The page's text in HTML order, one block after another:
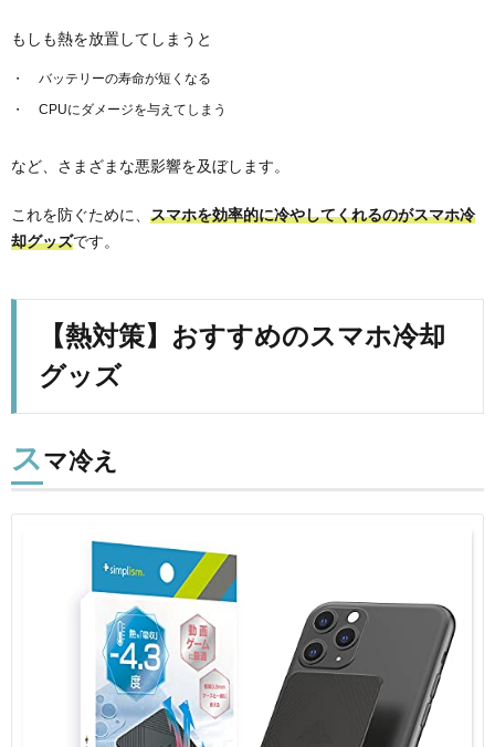
もしも熱を放置してしまうと
バッテリーの寿命が短くなる
CPUにダメージを与えてしまう
など、さまざまな悪影響を及ぼします。
これを防ぐために、 スマホを効率的に冷やしてくれるのがスマホ冷
却グッズです。
【熱対策】おすすめのスマホ冷却
グッズ
スマ冷え